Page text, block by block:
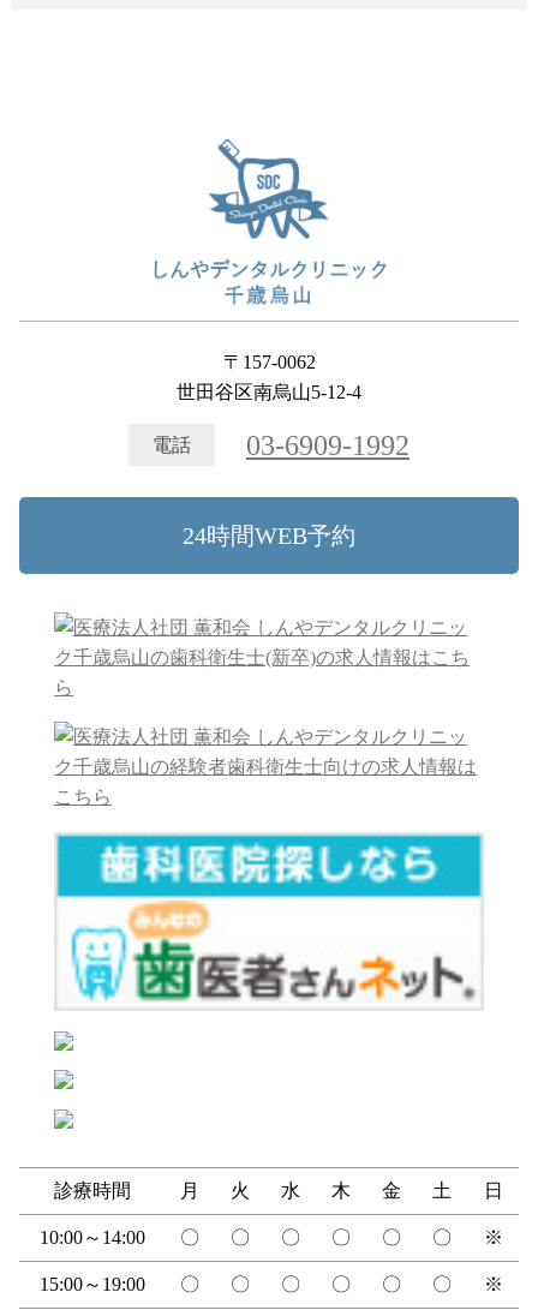
〒157-0062
世田谷区南烏山5-12-4
電話 03-6909-1992
24時間WEB予約
診療時間 月 火 水 木 金 土 日
10:00～14:00 〇 〇 〇 〇 〇 〇 ※
15:00～19:00 〇 〇 〇 〇 〇 〇 ※